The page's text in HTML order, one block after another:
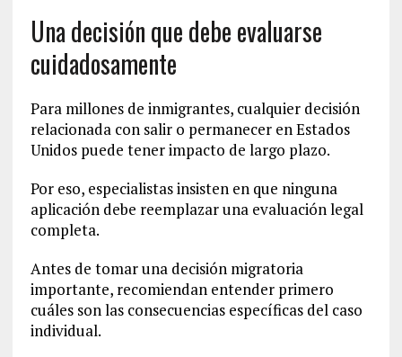
Una decisión que debe evaluarse
cuidadosamente
Para millones de inmigrantes, cualquier decisión
relacionada con salir o permanecer en Estados
Unidos puede tener impacto de largo plazo.
Por eso, especialistas insisten en que ninguna
aplicación debe reemplazar una evaluación legal
completa.
Antes de tomar una decisión migratoria
importante, recomiendan entender primero
cuáles son las consecuencias específicas del caso
individual.